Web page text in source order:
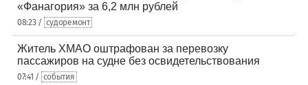
«Фанагория» за 6,2 млн рублей
08:23 / судоремонт
Житель ХМАО оштрафован за перевозку
пассажиров на судне без освидетельствования
07:41 / события